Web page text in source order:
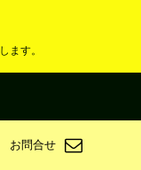
お問合せ
ます。